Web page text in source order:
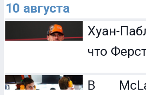
10 августа
Хуан-
что
В